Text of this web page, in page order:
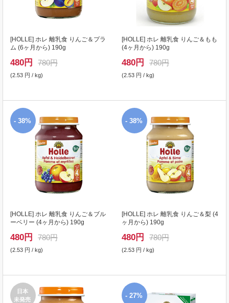
[HOLLE] ホレ 離乳食 りんご＆プラ
ム (6ヶ月から) 190g
480円 780円
(2.53 円 / kg)
[HOLLE] ホレ 離乳食 りんご＆もも
(4ヶ月から) 190g
480円 780円
(2.53 円 / kg)
- 38%
[HOLLE] ホレ 離乳食 りんご＆ブル
ーベリー (4ヶ月から) 190g
480円 780円
(2.53 円 / kg)
- 38%
[HOLLE] ホレ 離乳食 りんご＆梨 (4
ヶ月から) 190g
480円 780円
(2.53 円 / kg)
日本
未発売
- 27%